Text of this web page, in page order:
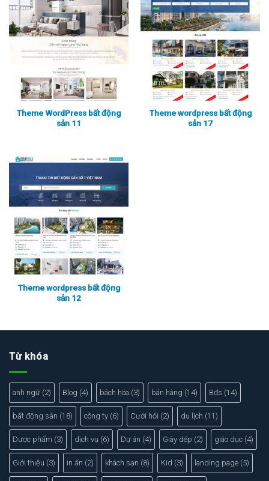
Xem thực tế Xem chi tiết
Theme WordPress bất động
sản 11
Theme wordpress bất động
sản 17
Theme wordpress bất động
sản 12
Từ khóa
anh ngữ (2) Blog (4) bách hóa (3) bán hàng (14) Bđs (14)
bất động sản (18) công ty (6) Cưới hỏi (2) du lịch (11)
Dược phẩm (3) dịch vụ (6) Dự án (4) Giày dép (2) giáo dục (4)
Giới thiệu (3) in ấn (2) khách sạn (8) Kid (3) landing page (5)